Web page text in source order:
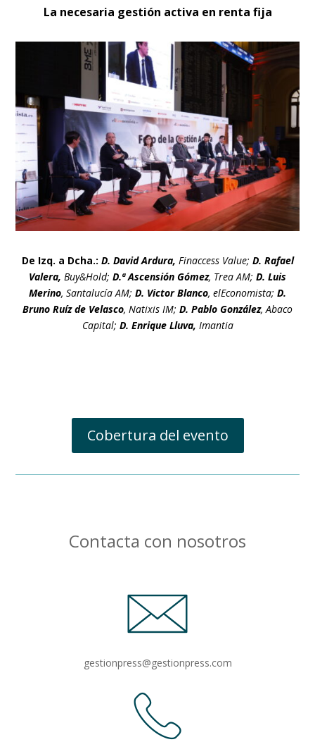
La necesaria gestión activa en renta fija
De Izq. a Dcha.: D. David Ardura, Finaccess Value; D. Rafael
Valera, Buy&Hold; D.ª Ascensión Gómez, Trea AM; D. Luis
Merino, Santalucía AM; D. Victor Blanco, elEconomista; D.
Bruno Ruíz de Velasco, Natixis IM; D. Pablo González, Abaco
Capital; D. Enrique Lluva, Imantia
Cobertura del evento
Contacta con nosotros
gestionpress@gestionpress.com